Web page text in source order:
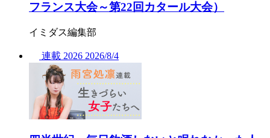
フランス大会～第22回カタール大会）
イミダス編集部
連載 2026 2026/8/4